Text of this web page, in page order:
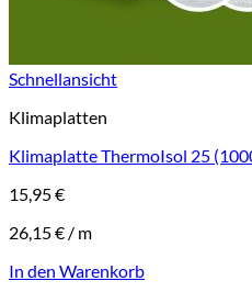
Schnellansicht
Klimaplatten
Klimaplatte ThermoIsol 25
15,95€
26,15€ / m
In den Warenkorb